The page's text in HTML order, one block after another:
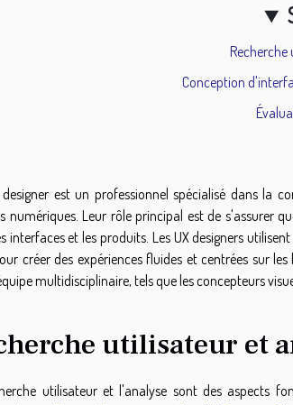
Conception
est un professionnel spécialisé dans la
numériques. Leur rôle principal est de s'assurer
interfaces et les produits. Les UX designers
créer des expériences fluides et centrées sur
multidisciplinaire, tels que les concepteurs
utilisateur et
utilisateur et l'analyse sont des aspects